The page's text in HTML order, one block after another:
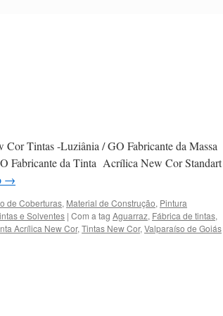
Cor Tintas -Luziânia / GO Fabricante da Massa
da Tinta Acrílica New Cor Standart
→
de Coberturas, Material de Construção, Pintura
e Solventes | Com a tag Aguarraz, Fábrica de tintas,
Acrílica New Cor, Tintas New Cor, Valparaíso de Goiás